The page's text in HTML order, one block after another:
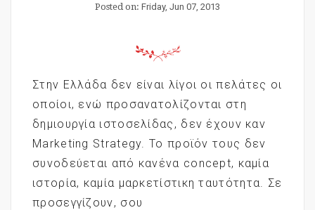
Posted on: Friday, Jun 07, 2013
Στην Ελλάδα δεν είναι λίγοι οι πελάτες οι
οποίοι, ενώ προσανατολίζονται στη
δημιουργία ιστοσελίδας, δεν έχουν καν
Marketing Strategy. Το προϊόν τους δεν
συνοδεύεται από κανένα concept, καμία
ιστορία, καμία μαρκετίστικη ταυτότητα. Σε
προσεγγίζουν, σου